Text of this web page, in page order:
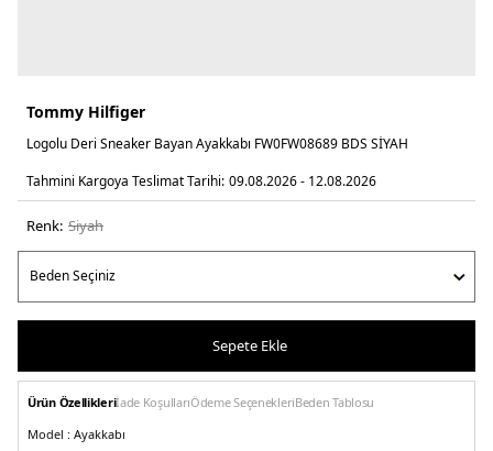
Tommy Hilfiger
Logolu Deri Sneaker Bayan Ayakkabı FW0FW08689 BDS SİYAH
Tahmini Kargoya Teslimat Tarihi: 09.08.2026 - 12.08.2026
Renk: si̇yah
Sepete Ekle
Ürün Özellikleriİade KoşullarıÖdeme SeçenekleriBeden Tablosu
Model : Ayakkabı